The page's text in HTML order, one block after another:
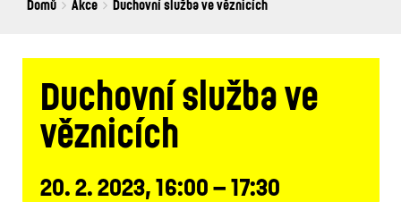
Breadcrumbs
You
Domů Akce Duchovní služba ve věznicích
Duchovní služba ve
věznicích
20. 2. 2023, 16:00 – 17:30